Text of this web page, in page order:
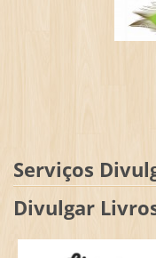
Serviços
Divulgar